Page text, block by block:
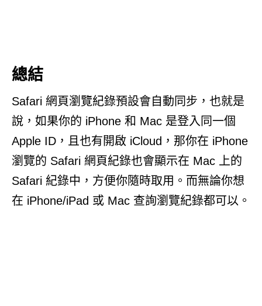
總結
Safari 網頁瀏覽紀錄預設會自動同步，也就是
說，如果你的 iPhone 和 Mac 是登入同一個
Apple ID，且也有開啟 iCloud，那你在 iPhone
瀏覽的 Safari 網頁紀錄也會顯示在 Mac 上的
Safari 紀錄中，方便你隨時取用。而無論你想
在 iPhone/iPad 或 Mac 查詢瀏覽紀錄都可以。